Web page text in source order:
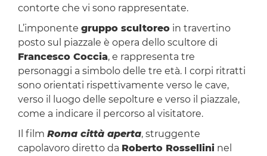
contorte che vi sono rappresentate.
L’imponente gruppo scultoreoin travertino
posto sul piazzale è opera dello scultore di
Francesco Coccia, e rappresenta tre
personaggi a simbolo delle tre età. I corpi ritratti
sono orientati rispettivamente verso le cave,
verso il luogo delle sepolture e verso il piazzale,
come a indicare il percorso al visitatore.
Il film Roma città aperta, struggente
capolavoro diretto da Roberto Rossellininel